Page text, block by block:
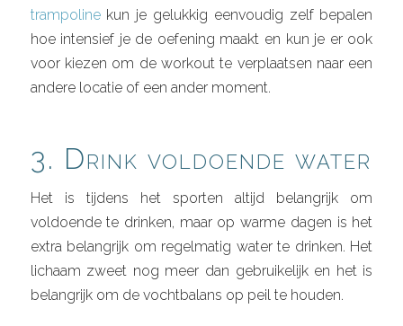
trampolinekun je gelukkig eenvoudig zelf bepalen
hoe intensief je de oefening maakt en kun je er ook
voor kiezen om de workout te verplaatsen naar een
andere locatie of een ander moment.
3. Drink voldoende water
Het is tijdens het sporten altijd belangrijk om
voldoende te drinken, maar op warme dagen is het
extra belangrijk om regelmatig water te drinken. Het
lichaam zweet nog meer dan gebruikelijk en het is
belangrijk om de vochtbalans op peil te houden.